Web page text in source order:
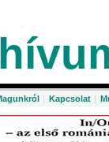
| Kapcsolat |